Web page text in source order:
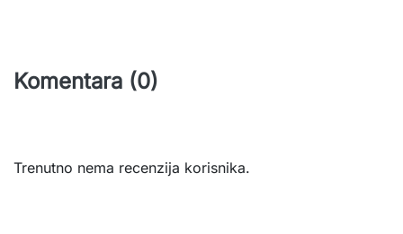
Komentara (0)
Trenutno nema recenzija korisnika.